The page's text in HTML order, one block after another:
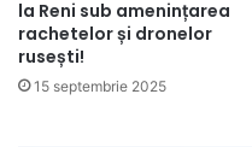
la Reni sub amenințarea
rachetelor și dronelor
rusești!
15 septembrie 2025